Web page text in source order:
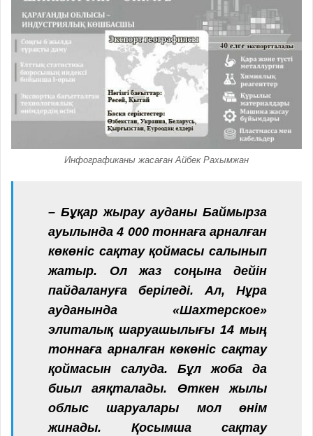
Инфографиканы жасаған Айбек Рахымжан
– Бұқар жырау ауданы Баймырза
ауылында 4 000 тоннаға арналған
көкөніс сақтау қоймасы салынып
жатыр. Ол жаз соңына дейін
пайдалануға беріледі. Ал, Нұра
ауданында «Шахтерское»
элиталық шаруашылығы 14 мың
тоннаға арналған көкөніс сақтау
қоймасын салуда. Бұл жоба да
биыл аяқталады. Өткен жылы
облыс шаруалары мол өнім
жинады. Қосымша сақтау